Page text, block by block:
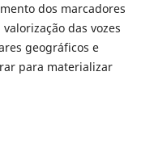
dos marcadores
das vozes
geográficos e
para materializar